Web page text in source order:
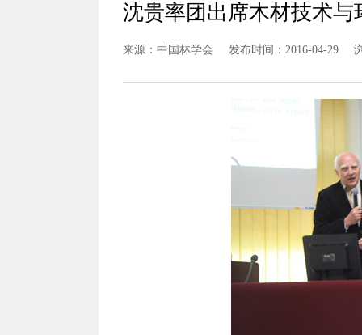
沈贵率团出席木材技术
来源：中国林学会 发布时间：2016-04-29